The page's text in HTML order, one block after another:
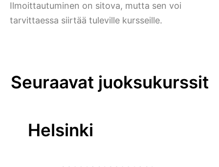
Ilmoittautuminen on sitova, mutta sen voi
tarvittaessa siirtää tuleville kursseille.
Seuraavat juoksukurssit
Helsinki